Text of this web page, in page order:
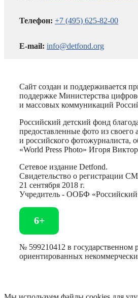
Телефон: +7 (495) 625-82-00
E-mail: info@detfond.org
Сайт создан и поддерживается
поддержке Министерства
и массовых коммуникаций
Российский детский фонд
предоставленные фото из своего
и российского фотожурналиста,
«World Press Photo» Игоря
Сетевое издание Detfond.
Свидетельство о регистрации
21 сентября 2018 г.
Учредитель - ООБФ «Российский
6+
№ 599210412 в государственном
ориентированных